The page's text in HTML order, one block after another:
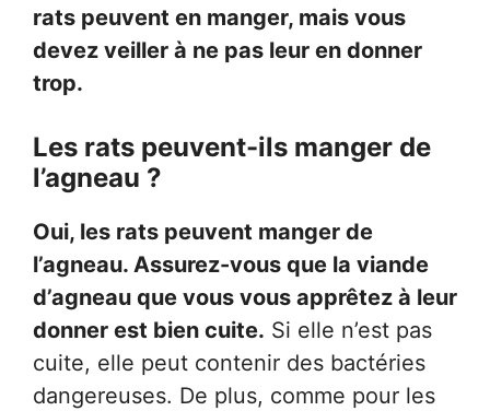
rats peuvent en manger, mais vous
devez veiller à ne pas leur en donner
trop.
Les rats peuvent-ils manger de
l’agneau ?
Oui, les rats peuvent manger de
l’agneau. Assurez-vous que la viande
d’agneau que vous vous apprêtez à leur
donner est bien cuite. Si elle n’est pas
cuite, elle peut contenir des bactéries
dangereuses. De plus, comme pour les